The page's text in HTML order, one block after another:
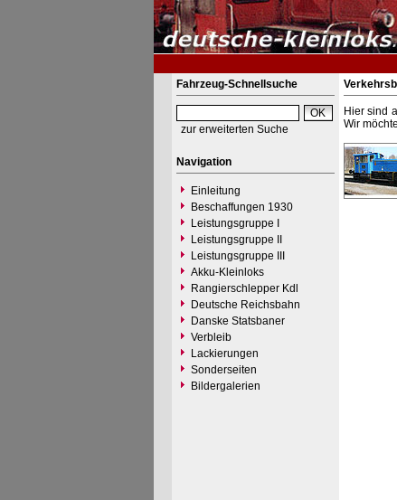
Fahrzeug-Schnellsuche
zur erweiterten Suche
Navigation
Einleitung
Beschaffungen 1930
Leistungsgruppe I
Leistungsgruppe II
Leistungsgruppe III
Akku-Kleinloks
Rangierschlepper Kdl
Deutsche Reichsbahn
Danske Statsbaner
Verbleib
Lackierungen
Sonderseiten
Bildergalerien
Hier sind
Wir